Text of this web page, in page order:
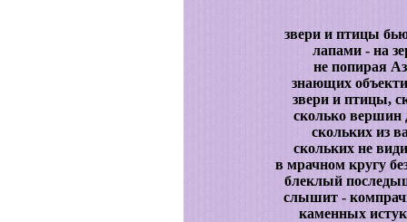
звери и птицы
лапами - на
не попирая
знающих
звери и птицы,
сколько вершин
скольких из
скольких не
в мрачном кругу
блеклый
слышит -
каменных